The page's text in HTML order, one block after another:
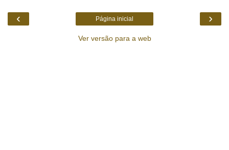
‹ ›
Página inicial
Ver versão para a web